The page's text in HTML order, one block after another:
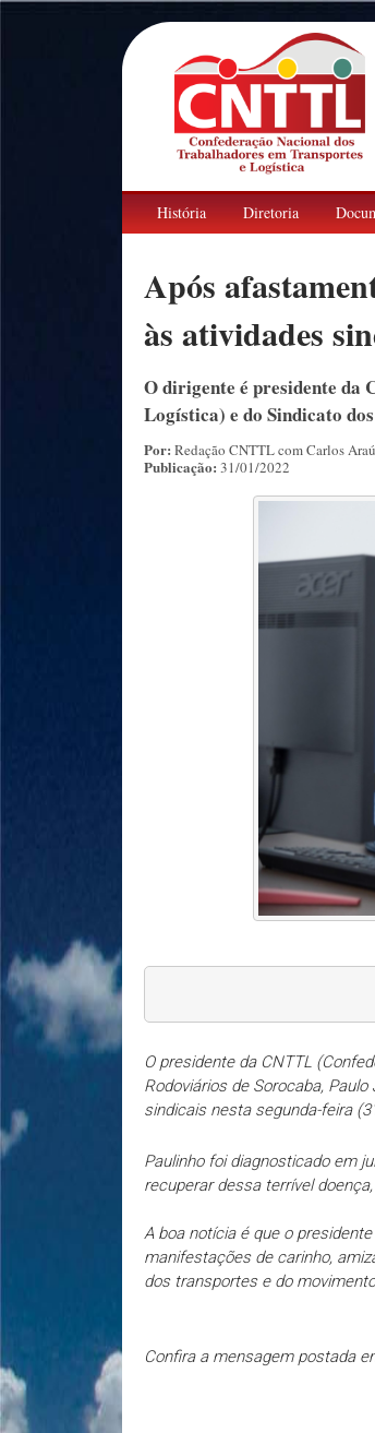
História Diretoria
Após
às atividades
O dirigente é presidente da
Logística) e do Sindicato
Por: Redação CNTTL com Carlos
Publicação: 31/01/2022
O presidente da CNTTL
Rodoviários de Sorocaba,
sindicais nesta segunda-feira
Paulinho foi diagnosticado em
recuperar dessa terrível
A boa notícia é que o
manifestações de carinho,
dos transportes e do
Confira a mensagem postada